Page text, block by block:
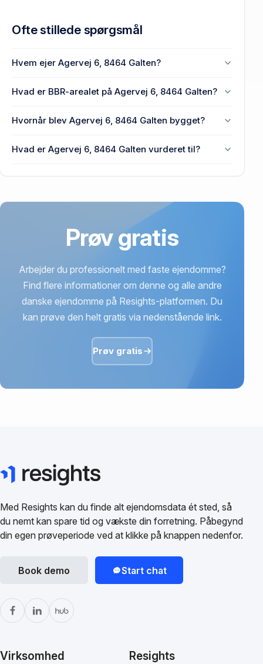
Ofte stillede spørgsmål
Hvem ejer Agervej 6, 8464 Galten?
Hvad er BBR-arealet på Agervej 6, 8464 Galten?
Hvornår blev Agervej 6, 8464 Galten bygget?
6, 8464 Galten.
Hvad er Agervej 6, 8464 Galten vurderet til?
Prøv gratis
Arbejder du professionelt med faste ejendomme?
Find flere informationer om denne og alle andre
danske ejendomme på Resights-platformen. Du
kan prøve den helt gratis via nedenstående link.
Prøv gratis
Med Resights kan du finde alt ejendomsdata ét sted, så
du nemt kan spare tid og vækste din forretning. Påbegynd
din egen prøveperiode ved at klikke på knappen nedenfor.
Book demo Start chat
Virksomhed Resights